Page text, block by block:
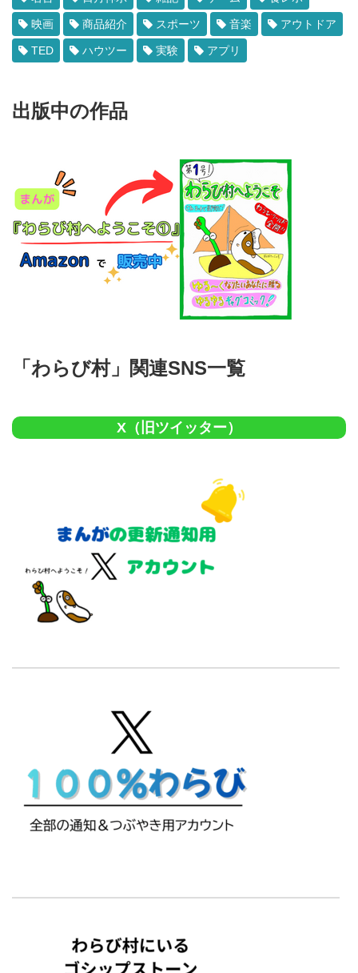
映画 商品紹介 スポーツ 音楽 アウトドア
TED ハウツー 実験 アプリ
出版中の作品
「わらび村」関連SNS一覧
X（旧ツイッター）